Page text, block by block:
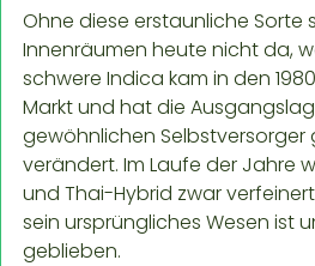
Ohne diese erstaunliche Sorte
Innenräumen heute nicht da,
schwere Indica kam in den
Markt und hat die
gewöhnlichen Selbstversorger
verändert. Im Laufe der Jahre
und Thai-Hybrid zwar
sein ursprüngliches Wesen ist
geblieben.